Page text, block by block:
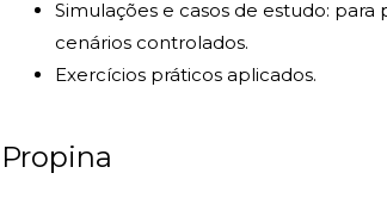
Simulações e casos de estudo:
cenários controlados.
Exercícios práticos aplicados.
Propina